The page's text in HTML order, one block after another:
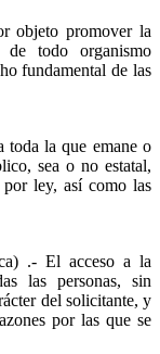
objeto promover la
de todo organismo
fundamental de las
toda la que emane o
sea o no estatal,
por ley, así como las
.- El acceso a la
las personas, sin
del solicitante, y
por las que se